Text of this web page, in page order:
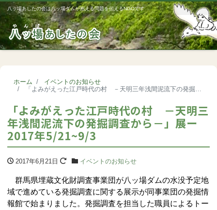
八ッ場あしたの会は八ッ場ダムが抱える問題を伝えるNGOです
ホーム
イベントのお知らせ
「よみがえった江戸時代の村 －天明三年浅間泥流下の発掘調査から－」展ー2017年5/21~9/3
「よみがえった江戸時代の村 －天明三
年浅間泥流下の発掘調査から－」展ー
2017年5/21~9/3
2017年6月21日 イベントのお知らせ
群馬県埋蔵文化財調査事業団が八ッ場ダムの水没予定地
域で進めている発掘調査に関する展示が同事業団の発掘情
報館で始まりました。発掘調査を担当した職員によるトー